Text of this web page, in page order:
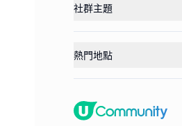
社群主題
熱門地點